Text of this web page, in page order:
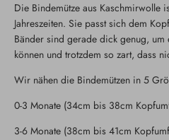
Die Bindemütze aus Kaschmirwolle
Jahreszeiten. Sie passt sich dem
Bänder sind gerade dick genug,
können und trotzdem so zart, dass
Wir nähen die Bindemützen in 5
0-3 Monate (34cm bis 38cm
3-6 Monate (38cm bis 41cm